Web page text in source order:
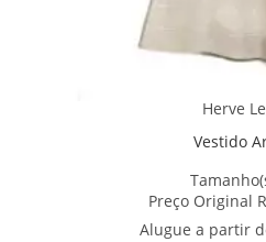
Herve
Vestido
Preço Original
Alugue a partir